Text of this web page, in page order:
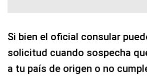
Si bien el oficial consular
solicitud cuando sospecha
a tu país de origen o no